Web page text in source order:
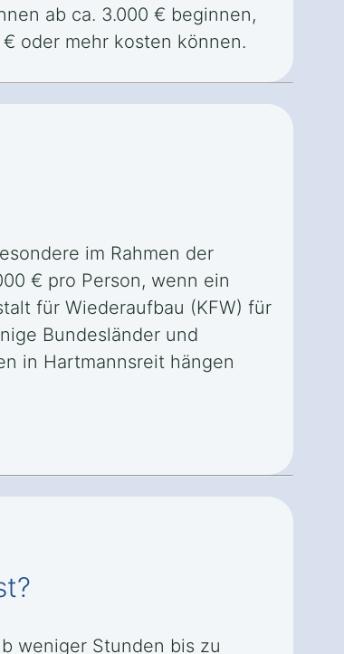
ab ca. 3.000 € beginnen,
oder mehr kosten können.
im Rahmen der
€ pro Person, wenn ein
für Wiederaufbau (KFW) für
Bundesländer und
in Hartmannsreit hängen
weniger Stunden bis zu